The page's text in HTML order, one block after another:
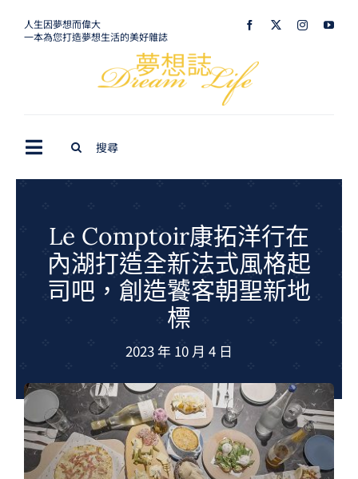
人生因夢想而偉大
一本為您打造夢想生活的美好雜誌
Toggle
Navigation
生活美學
室內設計
購屋指南
GCU大賽
夢想購物
Le Comptoir康拓洋行在
內湖打造全新法式風格起
司吧，創造饕客朝聖新地
標
2023 年 10 月 4 日